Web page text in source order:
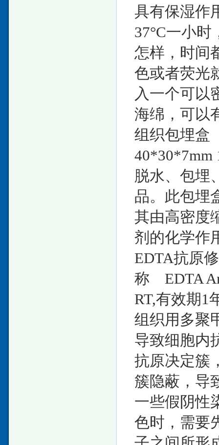
具有保湿作
37°C一小
怎样，时间
色或者荧光
入一个可以
海绵，可以
组织包埋
40*30*7mm
脱水、包埋
品。此包埋
其由高密度
剂的化学
EDTA抗原
称 EDTA
RT,有效期
组织用多聚
导致细胞内
抗原决定簇
簇隐蔽，导
一些假阴性
色时，需要